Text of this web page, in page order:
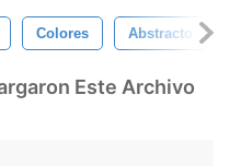
Colores Abstracto
Este Archivo